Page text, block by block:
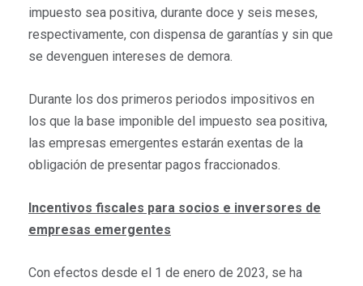
impuesto sea positiva, durante doce y seis meses,
respectivamente, con dispensa de garantías y sin que
se devenguen intereses de demora.
Durante los dos primeros periodos impositivos en
los que la base imponible del impuesto sea positiva,
las empresas emergentes estarán exentas de la
obligación de presentar pagos fraccionados.
Incentivos fiscales para socios e inversores de
empresas emergentes
Con efectos desde el 1 de enero de 2023, se ha